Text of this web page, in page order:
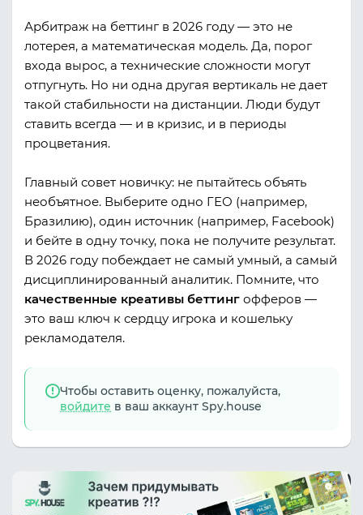
Арбитраж на беттинг в 2026 году — это не
лотерея, а математическая модель. Да, порог
входа вырос, а технические сложности могут
отпугнуть. Но ни одна другая вертикаль не дает
такой стабильности на дистанции. Люди будут
ставить всегда — и в кризис, и в периоды
процветания.
Главный совет новичку: не пытайтесь объять
необъятное. Выберите одно ГЕО (например,
Бразилию), один источник (например, Facebook)
и бейте в одну точку, пока не получите результат.
В 2026 году побеждает не самый умный, а самый
дисциплинированный аналитик. Помните, что
качественные креативы беттинг офферов —
это ваш ключ к сердцу игрока и кошельку
рекламодателя.
Чтобы оставить оценку, пожалуйста,
войдите в ваш аккаунт Spy.house